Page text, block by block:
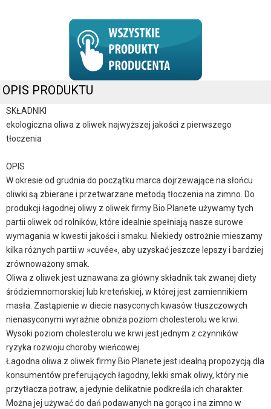
OPIS PRODUKTU
SKŁADNIKI
ekologiczna oliwa z oliwek najwyższej jakości z pierwszego
tłoczenia
OPIS
W okresie od grudnia do początku marca dojrzewające na słońcu
oliwki są zbierane i przetwarzane metodą tłoczenia na zimno. Do
produkcji łagodnej oliwy z oliwek firmy Bio Planete używamy tych
partii oliwek od rolników, które idealnie spełniają nasze surowe
wymagania w kwestii jakości i smaku. Niekiedy ostrożnie mieszamy
kilka różnych partii w »cuvée«, aby uzyskać jeszcze lepszy i bardziej
zrównoważony smak.
Oliwa z oliwek jest uznawana za główny składnik tak zwanej diety
śródziemnomorskiej lub kreteńskiej, w której jest zamiennikiem
masła. Zastąpienie w diecie nasyconych kwasów tłuszczowych
nienasyconymi wyraźnie obniża poziom cholesterolu we krwi.
Wysoki poziom cholesterolu we krwi jest jednym z czynników
ryzyka rozwoju choroby wieńcowej.
Łagodna oliwa z oliwek firmy Bio Planete jest idealną propozycją dla
konsumentów preferujących łagodny, lekki smak oliwy, który nie
przytłacza potraw, a jedynie delikatnie podkreśla ich charakter.
Można jej używać do dań podawanych na gorąco i na zimno w